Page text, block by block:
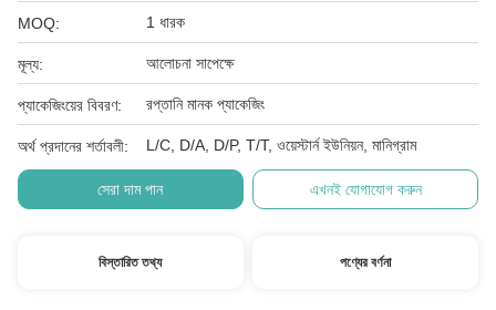
MOQ: 1 ধারক
মূল্য: আলোচনা সাপেক্ষে
প্যাকেজিংয়ের বিবরণ: রপ্তানি মানক প্যাকেজিং
অর্থ প্রদানের শর্তাবলী: L/C, D/A, D/P, T/T, ওয়েস্টার্ন ইউনিয়ন, মানিগ্রাম
সেরা দাম পান এখনই যোগাযোগ করুন
বিস্তারিত তথ্য পণ্যের বর্ণনা